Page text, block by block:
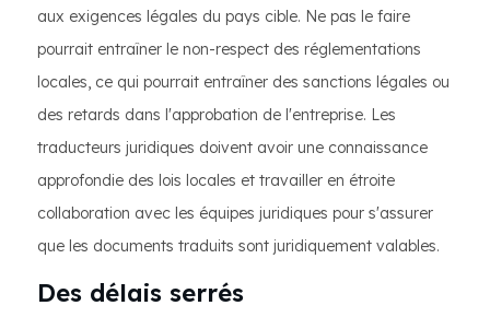
aux exigences légales du pays cible. Ne pas le faire
pourrait entraîner le non-respect des réglementations
locales, ce qui pourrait entraîner des sanctions légales ou
des retards dans l'approbation de l'entreprise. Les
traducteurs juridiques doivent avoir une connaissance
approfondie des lois locales et travailler en étroite
collaboration avec les équipes juridiques pour s'assurer
que les documents traduits sont juridiquement valables.
Des délais serrés